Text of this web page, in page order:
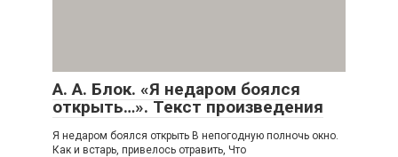
А. А. Блок. «Я недаром боялся
открыть…». Текст произведения
Я недаром боялся открыть В непогодную полночь окно.
Как и встарь, привелось отравить, Что